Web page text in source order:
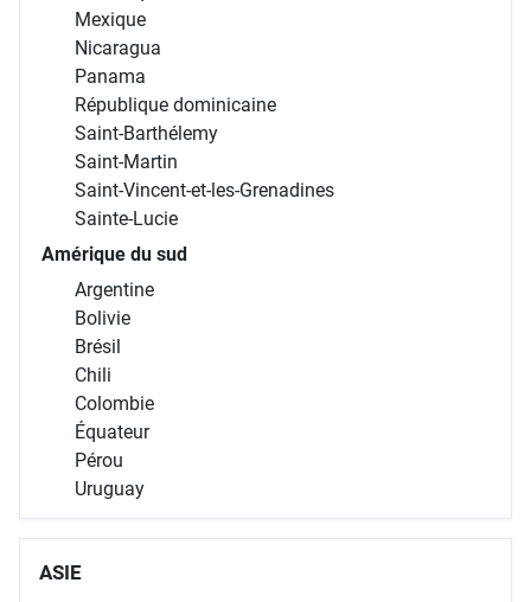
Mexique
Nicaragua
Panama
République dominicaine
Saint-Barthélemy
Saint-Martin
Saint-Vincent-et-les-Grenadines
Sainte-Lucie
Amérique du sud
Argentine
Bolivie
Brésil
Chili
Colombie
Équateur
Pérou
Uruguay
ASIE